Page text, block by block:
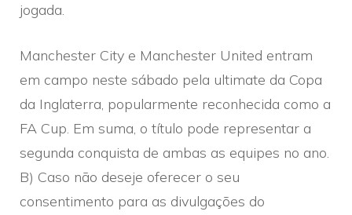
jogada.
Manchester City e Manchester United entram
em campo neste sábado pela ultimate da Copa
da Inglaterra, popularmente reconhecida como a
FA Cup. Em suma, o título pode representar a
segunda conquista de ambas as equipes no ano.
B) Caso não deseje oferecer o seu
consentimento para as divulgações do